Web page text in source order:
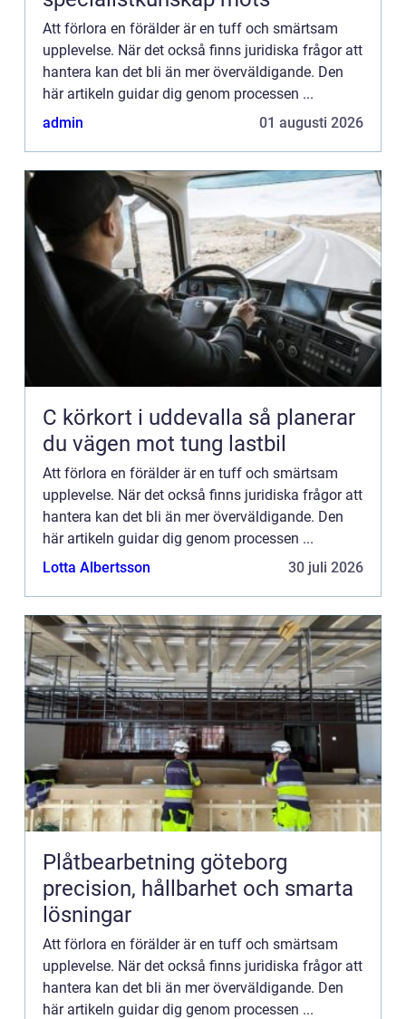
Att förlora en förälder är en tuff och smärtsam
upplevelse. När det också finns juridiska frågor att
hantera kan det bli än mer överväldigande. Den
här artikeln guidar dig genom processen ...
admin
01 augusti 2026
C körkort i uddevalla så planerar
du vägen mot tung lastbil
Att förlora en förälder är en tuff och smärtsam
upplevelse. När det också finns juridiska frågor att
hantera kan det bli än mer överväldigande. Den
här artikeln guidar dig genom processen ...
Lotta Albertsson
30 juli 2026
Plåtbearbetning göteborg
precision, hållbarhet och smarta
lösningar
Att förlora en förälder är en tuff och smärtsam
upplevelse. När det också finns juridiska frågor att
hantera kan det bli än mer överväldigande. Den
här artikeln guidar dig genom processen ...